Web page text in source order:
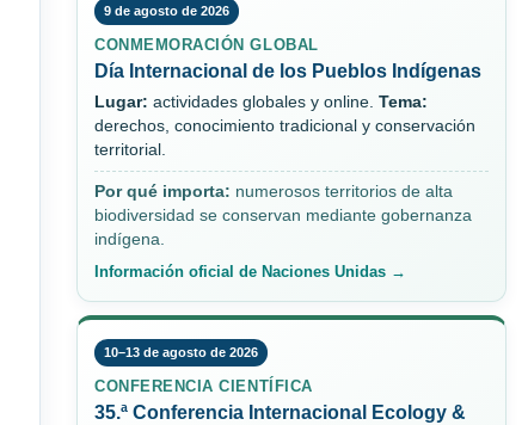
9 de agosto de 2026
CONMEMORACIÓN GLOBAL
Día Internacional de los Pueblos Indígenas
Lugar: actividades globales y online. Tema:
derechos, conocimiento tradicional y conservación
territorial.
Por qué importa: numerosos territorios de alta
biodiversidad se conservan mediante gobernanza
indígena.
Información oficial de Naciones Unidas →
10–13 de agosto de 2026
CONFERENCIA CIENTÍFICA
35.ª Conferencia Internacional Ecology &